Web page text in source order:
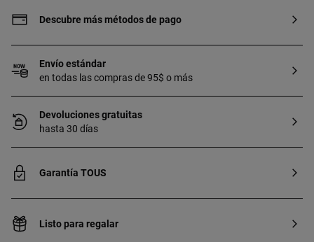
Descubre más métodos de pago
Envío estándar
en todas las compras de 95$ o más
Devoluciones gratuitas
hasta 30 días
Garantía TOUS
Listo para regalar